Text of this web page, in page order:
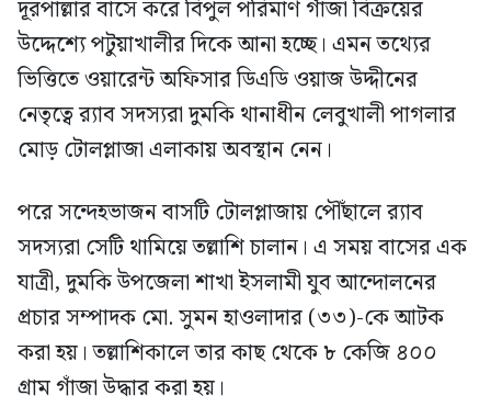
দূরপাল্লার বাসে করে বিপুল পরিমাণ গাঁজা বিক্রয়ের
উদ্দেশ্যে পটুয়াখালীর দিকে আনা হচ্ছে। এমন তথ্যের
ভিত্তিতে ওয়ারেন্ট অফিসার ডিএডি ওয়াজ উদ্দীনের
নেতৃত্বে র‍্যাব সদস্যরা দুমকি থানাধীন লেবুখালী পাগলার
মোড় টোলপ্লাজা এলাকায় অবস্থান নেন।
পরে সন্দেহভাজন বাসটি টোলপ্লাজায় পৌঁছালে র‍্যাব
সদস্যরা সেটি থামিয়ে তল্লাশি চালান। এ সময় বাসের এক
যাত্রী, দুমকি উপজেলা শাখা ইসলামী যুব আন্দোলনের
প্রচার সম্পাদক মো. সুমন হাওলাদার (৩৩)-কে আটক
করা হয়। তল্লাশিকালে তার কাছ থেকে ৮ কেজি ৪০০
গ্রাম গাঁজা উদ্ধার করা হয়।